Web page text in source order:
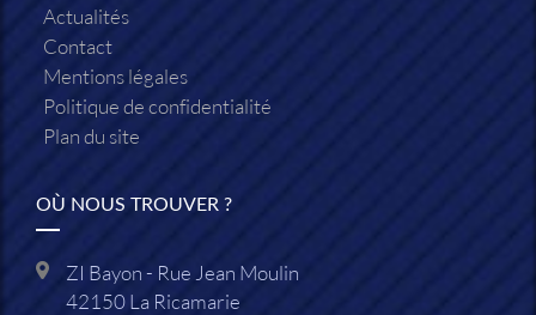
Actualités
Contact
Mentions légales
Politique de confidentialité
Plan du site
OÙ NOUS TROUVER ?
ZI Bayon - Rue Jean Moulin
42150La Ricamarie